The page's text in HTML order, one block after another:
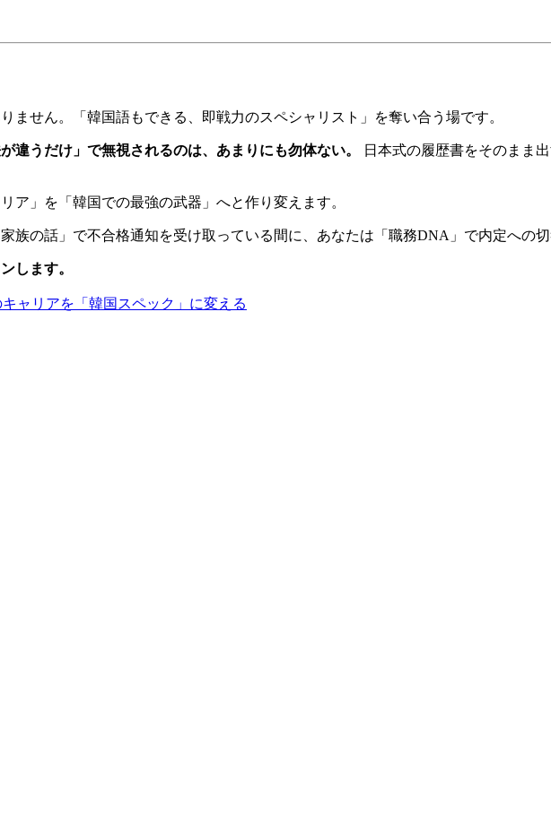
せん。「韓国語もできる、即戦力のスペシャリスト」を奪い合う場です。
が違うだけ」で無視されるのは、あまりにも勿体ない。
日本式の履歴書をそのまま
ア」を「韓国での最強の武器」へと作り変えます。
族の話」で不合格通知を受け取っている間に、あなたは「職務DNA」で内定への
します。
ャリアを「韓国スペック」に変える